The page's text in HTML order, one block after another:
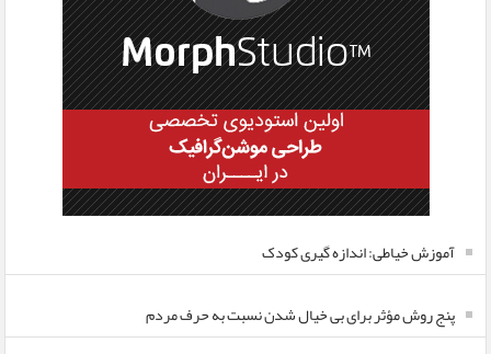
آموزش خیاطی: اندازه گیری کودک
پنج روش مؤثر برای بی خیال شدن نسبت به حرف مردم